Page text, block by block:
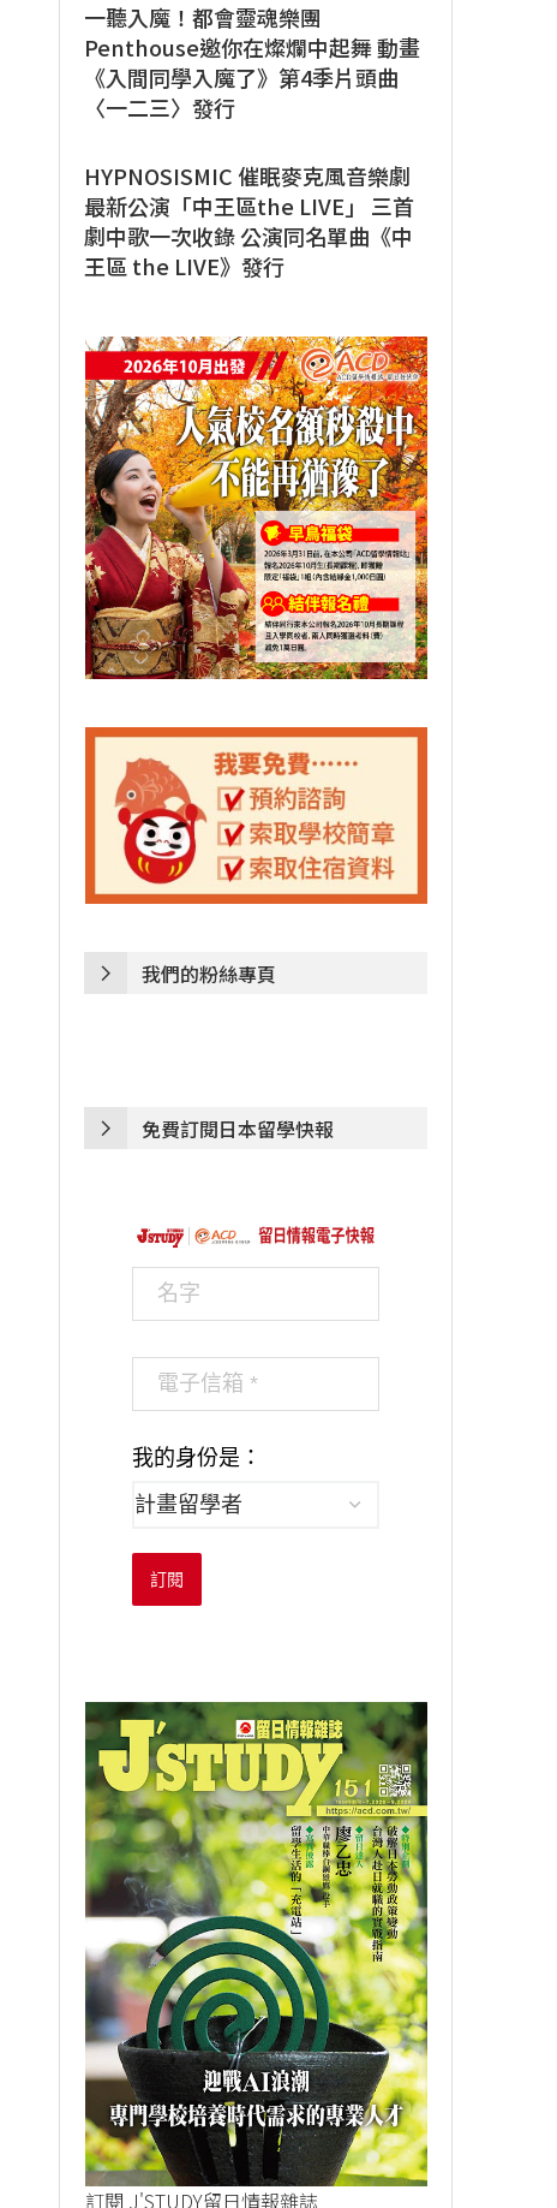
一聽入魔！都會靈魂樂團
Penthouse邀你在燦爛中起舞 動畫
《入間同學入魔了》第4季片頭曲
〈一二三〉發行
HYPNOSISMIC 催眠麥克風音樂劇
最新公演「中王區the LIVE」 三首
劇中歌一次收錄 公演同名單曲《中
王區 the LIVE》發行
我們的粉絲專頁
免費訂閱日本留學快報
我的身份是：
訂閱
訂閱 J'STUDY留日情報雜誌